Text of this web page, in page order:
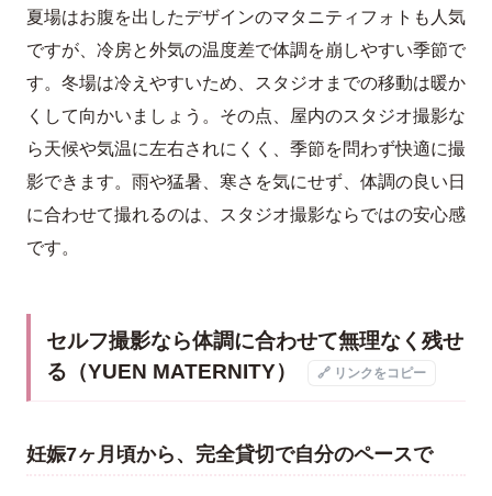
夏場はお腹を出したデザインのマタニティフォトも人気
ですが、冷房と外気の温度差で体調を崩しやすい季節で
す。冬場は冷えやすいため、スタジオまでの移動は暖か
くして向かいましょう。その点、屋内のスタジオ撮影な
ら天候や気温に左右されにくく、季節を問わず快適に撮
影できます。雨や猛暑、寒さを気にせず、体調の良い日
に合わせて撮れるのは、スタジオ撮影ならではの安心感
です。
セルフ撮影なら体調に合わせて無理なく残せ
る（YUEN MATERNITY）
🔗 リンクをコピー
妊娠7ヶ月頃から、完全貸切で自分のペースで